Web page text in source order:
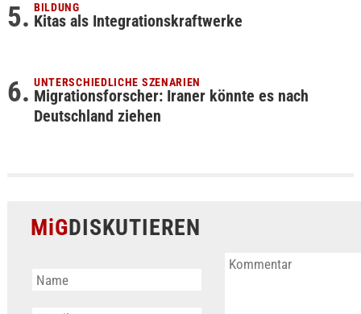
BILDUNG
Kitas als Integrationskraftwerke
UNTERSCHIEDLICHE SZENARIEN
Migrationsforscher: Iraner könnte es nach
Deutschland ziehen
MiGDISKUTIEREN